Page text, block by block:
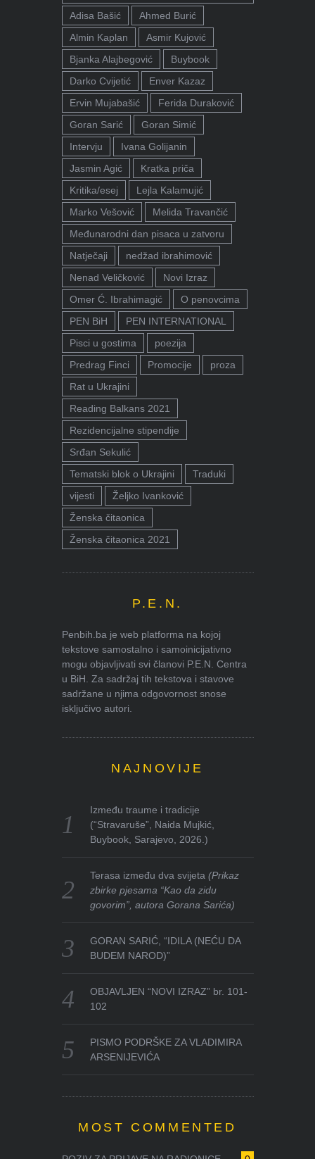
Adisa Bašić
Ahmed Burić
Almin Kaplan
Asmir Kujović
Bjanka Alajbegović
Buybook
Darko Cvijetić
Enver Kazaz
Ervin Mujabašić
Ferida Duraković
Goran Sarić
Goran Simić
Intervju
Ivana Golijanin
Jasmin Agić
Kratka priča
Kritika/esej
Lejla Kalamujić
Marko Vešović
Melida Travančić
Međunarodni dan pisaca u zatvoru
Natječaji
nedžad ibrahimović
Nenad Veličković
Novi Izraz
Omer Ć. Ibrahimagić
O penovcima
PEN BiH
PEN INTERNATIONAL
Pisci u gostima
poezija
Predrag Finci
Promocije
proza
Rat u Ukrajini
Reading Balkans 2021
Rezidencijalne stipendije
Srđan Sekulić
Tematski blok o Ukrajini
Traduki
vijesti
Željko Ivanković
Ženska čitaonica
Ženska čitaonica 2021
P.E.N.
Penbih.ba je web platforma na kojoj
tekstove samostalno i samoinicijativno
mogu objavljivati svi članovi P.E.N. Centra
u BiH. Za sadržaj tih tekstova i stavove
sadržane u njima odgovornost snose
isključivo autori.
NAJNOVIJE
Između traume i tradicije
(“Stravaruše”, Naida Mujkić,
Buybook, Sarajevo, 2026.)
Terasa između dva svijeta(Prikaz
zbirke pjesama “Kao da zidu
govorim”, autora Gorana Sarića)
GORAN SARIĆ, “IDILA (NEĆU DA
BUDEM NAROD)”
OBJAVLJEN “NOVI IZRAZ” br. 101-
102
PISMO PODRŠKE ZA VLADIMIRA
ARSENIJEVIĆA
MOST COMMENTED